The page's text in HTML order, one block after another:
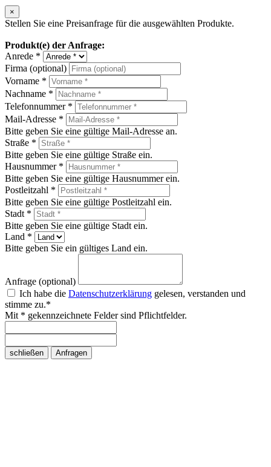
×
Stellen Sie eine Preisanfrage für die ausgewählten Produkte.
Produkt(e) der Anfrage:
Anrede *
Firma (optional)
Vorname *
Nachname *
Telefonnummer *
Mail-Adresse *
Bitte geben Sie eine gültige Mail-Adresse an.
Straße *
Bitte geben Sie eine gültige Straße ein.
Hausnummer *
Bitte geben Sie eine gültige Hausnummer ein.
Postleitzahl *
Bitte geben Sie eine gültige Postleitzahl ein.
Stadt *
Bitte geben Sie eine gültige Stadt ein.
Land *
Bitte geben Sie ein gültiges Land ein.
Anfrage (optional)
Ich habe die Datenschutzerklärung gelesen, verstanden und
stimme zu.*
Mit * gekennzeichnete Felder sind Pflichtfelder.
schließen Anfragen